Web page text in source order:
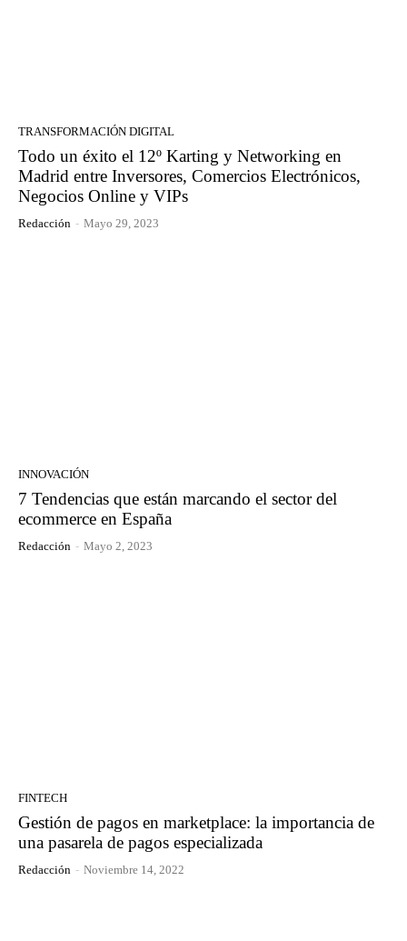
TRANSFORMACIÓN DIGITAL
Todo un éxito el 12º Karting y Networking en
Madrid entre Inversores, Comercios Electrónicos,
Negocios Online y VIPs
Redacción - Mayo 29, 2023
INNOVACIÓN
7 Tendencias que están marcando el sector del
ecommerce en España
Redacción - Mayo 2, 2023
FINTECH
Gestión de pagos en marketplace: la importancia de
una pasarela de pagos especializada
Redacción - Noviembre 14, 2022